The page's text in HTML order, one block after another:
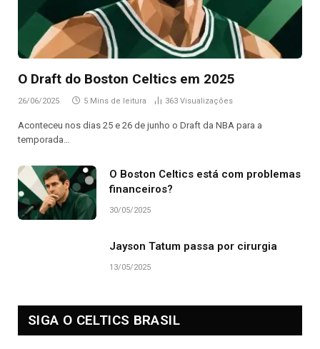
O Draft do Boston Celtics em 2025
26/06/2025 5 Mins de leitura 363 Visualizações
Aconteceu nos dias 25 e 26 de junho o Draft da NBA para a
temporada…
O Boston Celtics está com problemas
financeiros?
30/05/2025
Jayson Tatum passa por cirurgia
13/05/2025
SIGA O CELTICS BRASIL